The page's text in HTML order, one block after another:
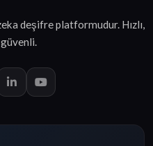
deşifreplatformudur. Hızlı,
güvenli.